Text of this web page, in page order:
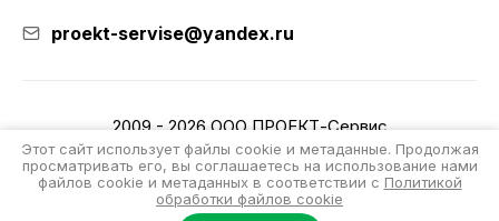
proekt-servise@yandex.ru
2009 - 2026 ООО ПРОЕКТ-Сервис
Политика конфиденциальности
Разработка интернет-магазина
Этот сайт использует файлы cookie и метаданные. Продолжая
просматривать его, вы соглашаетесь на использование нами
файлов cookie и метаданных в соответствии с Политикой
обработки файлов cookie